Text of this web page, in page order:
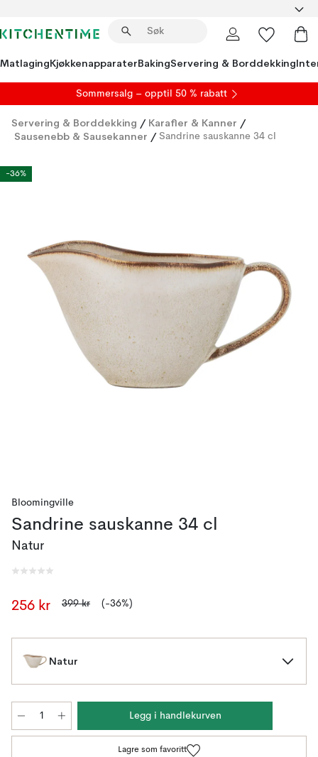
MatlagingKjøkkenapparaterBakingServering & Borddekking
Sommersalg – opptil 50 % rabatt
Servering & Borddekking / Karafler & Kanner /
Sausenebb & Sausekanner / Sandrine sauskanne 34 cl
-36%
Bloomingville
Sandrine sauskanne 34 cl
Natur
256 kr 399 kr (-36%)
Natur
Legg i handlekurven
Lagre som favoritt